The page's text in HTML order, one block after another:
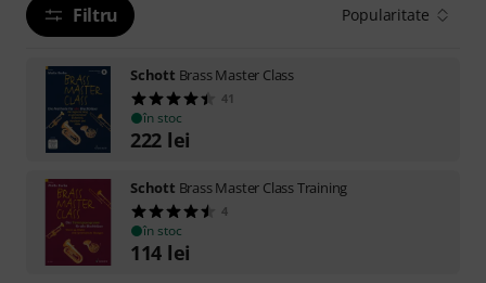
Filtru Popularitate
Schott Brass Master Class
41
în stoc
222 lei
Schott Brass Master Class Training
4
în stoc
114 lei